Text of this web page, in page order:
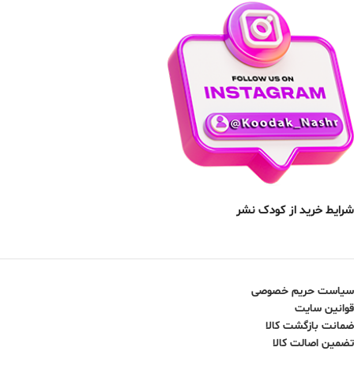
شرایط خرید از کودک نشر
سیاست حریم خصوصی
قوانین سایت
ضمانت بازگشت کالا
تضمین اصالت کالا